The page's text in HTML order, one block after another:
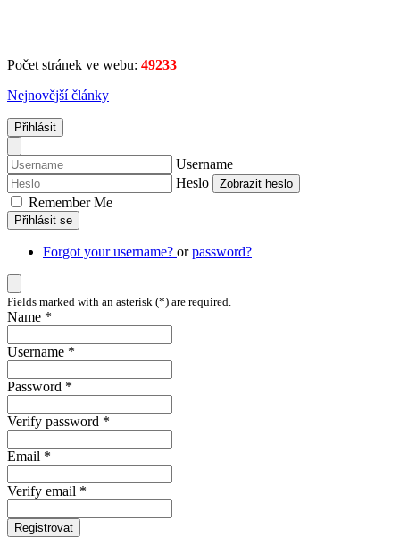
Počet stránek ve webu: 49233
Nejnovější články
Přihlásit
Username
Heslo
Zobrazit heslo
Remember Me
Přihlásit se
Forgot your username? orpassword?
Fields marked with an asterisk (*) are required.
Name *
Username *
Password *
Verify password *
Email *
Verify email *
Registrovat